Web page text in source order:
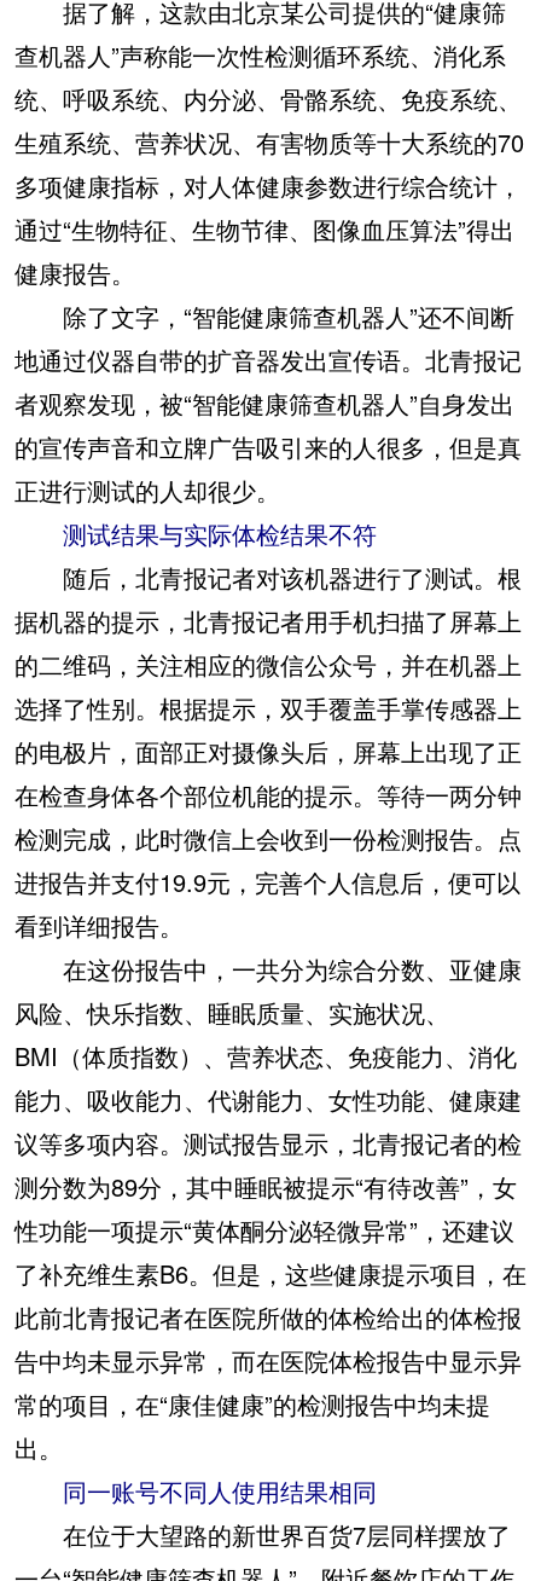
据了解，这款由北京某公司提供的“健康筛
查机器人”声称能一次性检测循环系统、消化系
统、呼吸系统、内分泌、骨骼系统、免疫系统、
生殖系统、营养状况、有害物质等十大系统的70
多项健康指标，对人体健康参数进行综合统计，
通过“生物特征、生物节律、图像血压算法”得出
健康报告。
除了文字，“智能健康筛查机器人”还不间断
地通过仪器自带的扩音器发出宣传语。北青报记
者观察发现，被“智能健康筛查机器人”自身发出
的宣传声音和立牌广告吸引来的人很多，但是真
正进行测试的人却很少。
测试结果与实际体检结果不符
随后，北青报记者对该机器进行了测试。根
据机器的提示，北青报记者用手机扫描了屏幕上
的二维码，关注相应的微信公众号，并在机器上
选择了性别。根据提示，双手覆盖手掌传感器上
的电极片，面部正对摄像头后，屏幕上出现了正
在检查身体各个部位机能的提示。等待一两分钟
检测完成，此时微信上会收到一份检测报告。点
进报告并支付19.9元，完善个人信息后，便可以
看到详细报告。
在这份报告中，一共分为综合分数、亚健康
风险、快乐指数、睡眠质量、实施状况、
BMI（体质指数）、营养状态、免疫能力、消化
能力、吸收能力、代谢能力、女性功能、健康建
议等多项内容。测试报告显示，北青报记者的检
测分数为89分，其中睡眠被提示“有待改善”，女
性功能一项提示“黄体酮分泌轻微异常”，还建议
了补充维生素B6。但是，这些健康提示项目，在
此前北青报记者在医院所做的体检给出的体检报
告中均未显示异常，而在医院体检报告中显示异
常的项目，在“康佳健康”的检测报告中均未提
出。
同一账号不同人使用结果相同
在位于大望路的新世界百货7层同样摆放了